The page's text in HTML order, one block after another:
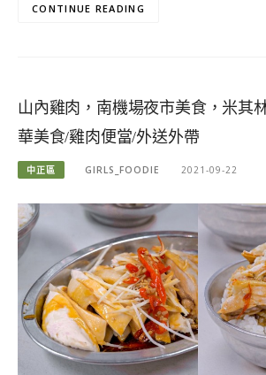
CONTINUE READING
山內雞肉，南機場夜市美食，米其
華美食/雞肉便當/外送外帶
中正區 GIRLS_FOODIE 2021-09-22